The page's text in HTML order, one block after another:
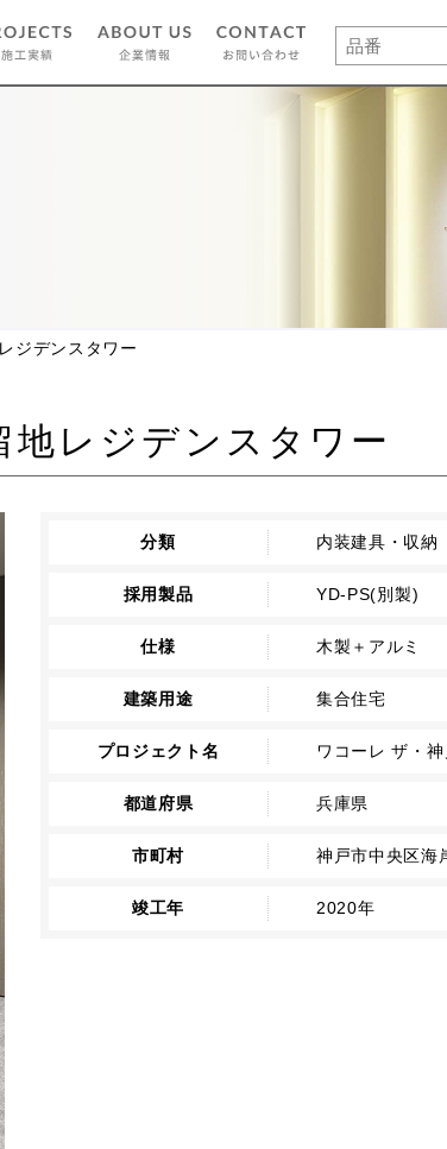
ジデンスタワー
レジデンスタワー
分類 内装建具・収
採用製品 YD-PS(別製)
仕様 木製＋アルミ
建築用途 集合住宅
プロジェクト名 ワコーレ ザ・
都道府県 兵庫県
市町村 神戸市中央区海
竣工年 2020年